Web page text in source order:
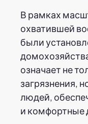
В рамках
охватившей
были
означает не
загрязнения,
людей,
и комфортные